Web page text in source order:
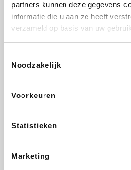
partners kunnen deze gegevens
informatie die u aan ze heeft
verzameld op basis van uw
Noodzakelijk
Voorkeuren
Statistieken
Marketing
All Accor
DectDirect